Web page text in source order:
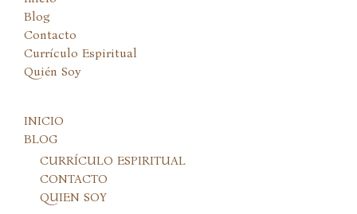
Blog
Contacto
Currículo Espiritual
Quién Soy
INICIO
BLOG
CURRÍCULO ESPIRITUAL
CONTACTO
QUIEN SOY